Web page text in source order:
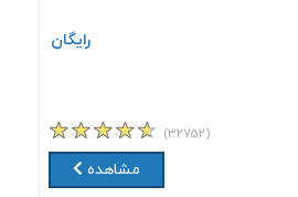
رایگان
(۳۲۷۵۲)
مشاهده